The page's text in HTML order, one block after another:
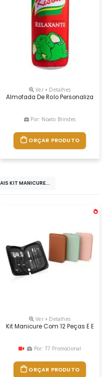
Ver + Detalhes
Almofada De Rolo Personalizada,
Por: Noato Brindes
ORÇAR PRODUTO
KIT MANICURE...
Bolsa De Pvc. Composto Por
Ver + Detalhes
Kit Manicure Com 12 Peças E
Por: T7 Promocional
ORÇAR PRODUTO